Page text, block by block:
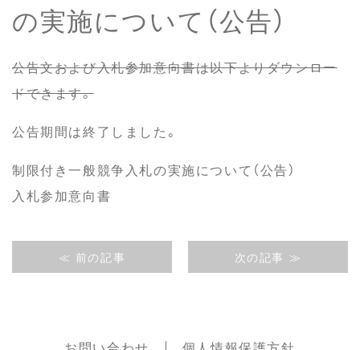
の実施について（公告）
公告文および入札参加意向書は以下よりダウンロー
ドできます。
公告期間は終了しました。
制限付き一般競争入札の実施について（公告）
入札参加意向書
≪ 前の記事 次の記事 ≫